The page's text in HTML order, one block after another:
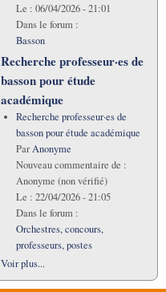
Le : 06/04/2026 - 21:01
Dans le forum :
Basson
Recherche professeur·es de
basson pour étude
académique
Recherche professeur·es de
basson pour étude académique
ParAnonyme
Nouveau commentaire de :
Anonyme (non vérifié)
Le : 22/04/2026 - 21:05
Dans le forum :
Orchestres, concours,
professeurs, postes
Voir plus...